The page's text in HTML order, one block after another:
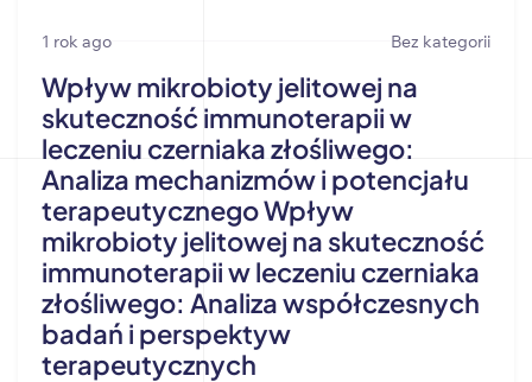
1 rok ago Bez kategorii
Wpływ mikrobioty jelitowej na
skuteczność immunoterapii w
leczeniu czerniaka złośliwego:
Analiza mechanizmów i potencjału
terapeutycznego Wpływ
mikrobioty jelitowej na skuteczność
immunoterapii w leczeniu czerniaka
złośliwego: Analiza współczesnych
badań i perspektyw
terapeutycznych